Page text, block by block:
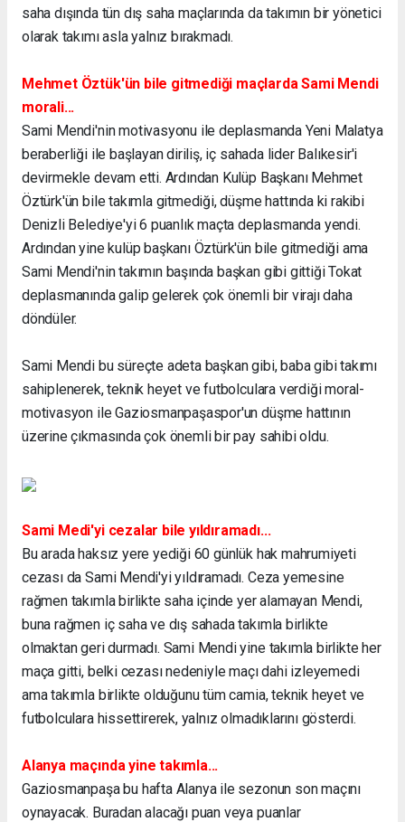
saha dışında tün dış saha maçlarında da takımın bir yönetici
olarak takımı asla yalnız bırakmadı.
Mehmet Öztük'ün bile gitmediği maçlarda Sami Mendi
morali...
Sami Mendi'nin motivasyonu ile deplasmanda Yeni Malatya
beraberliği ile başlayan diriliş, iç sahada lider Balıkesir'i
devirmekle devam etti. Ardından Kulüp Başkanı Mehmet
Öztürk'ün bile takımla gitmediği, düşme hattında ki rakibi
Denizli Belediye'yi 6 puanlık maçta deplasmanda yendi.
Ardından yine kulüp başkanı Öztürk'ün bile gitmediği ama
Sami Mendi'nin takımın başında başkan gibi gittiği Tokat
deplasmanında galip gelerek çok önemli bir virajı daha
döndüler.
Sami Mendi bu süreçte adeta başkan gibi, baba gibi takımı
sahiplenerek, teknik heyet ve futbolculara verdiği moral-
motivasyon ile Gaziosmanpaşaspor'un düşme hattının
üzerine çıkmasında çok önemli bir pay sahibi oldu.
Sami Medi'yi cezalar bile yıldıramadı...
Bu arada haksız yere yediği 60 günlük hak mahrumiyeti
cezası da Sami Mendi'yi yıldıramadı. Ceza yemesine
rağmen takımla birlikte saha içinde yer alamayan Mendi,
buna rağmen iç saha ve dış sahada takımla birlikte
olmaktan geri durmadı. Sami Mendi yine takımla birlikte her
maça gitti, belki cezası nedeniyle maçı dahi izleyemedi
ama takımla birlikte olduğunu tüm camia, teknik heyet ve
futbolculara hissettirerek, yalnız olmadıklarını gösterdi.
Alanya maçında yine takımla...
Gaziosmanpaşa bu hafta Alanya ile sezonun son maçını
oynayacak. Buradan alacağı puan veya puanlar